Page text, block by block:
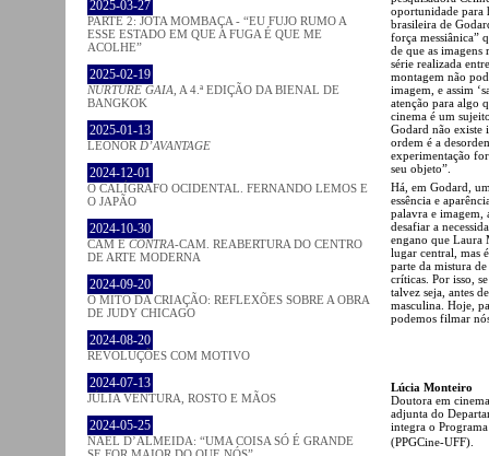
2025-03-27
PARTE 2: JOTA MOMBAÇA - “EU FUJO RUMO A
ESSE ESTADO EM QUE A FUGA É QUE ME
ACOLHE”
2025-02-19
NURTURE GAIA , A 4.ª EDIÇÃO DA BIENAL DE
BANGKOK
2025-01-13
LEONOR D’AVANTAGE
2024-12-01
O CALÍGRAFO OCIDENTAL. FERNANDO LEMOS E
O JAPÃO
2024-10-30
CAM E CONTRA-CAM. REABERTURA DO CENTRO
DE ARTE MODERNA
2024-09-20
O MITO DA CRIAÇÃO: REFLEXÕES SOBRE A OBRA
DE JUDY CHICAGO
2024-08-20
REVOLUÇÕES COM MOTIVO
2024-07-13
JÚLIA VENTURA, ROSTO E MÃOS
2024-05-25
NAEL D’ALMEIDA: “UMA COISA SÓ É GRANDE
oportunidade para
brasileira de
força messiânica”
de que as imagens
série realizada
montagem não
imagem, e assim
atenção para algo
cinema é um
Godard não existe
ordem é a
experimentação
seu objeto”.
Há, em Godard,
essência e
palavra e imagem,
desafiar a
engano que Laura
lugar central, mas
parte da mistura
críticas. Por isso,
talvez seja, antes
masculina. Hoje,
podemos filmar
Lúcia Monteiro
Doutora em
adjunta do
integra o
(PPGCine-UFF).